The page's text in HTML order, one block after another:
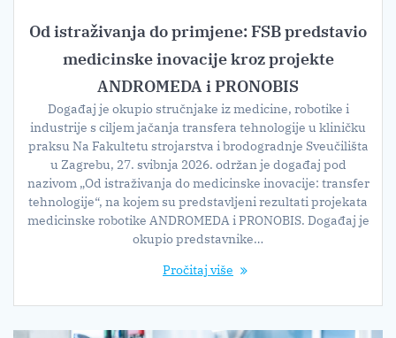
Od istraživanja do primjene: FSB predstavio
medicinske inovacije kroz projekte
ANDROMEDA i PRONOBIS
Događaj je okupio stručnjake iz medicine, robotike i
industrije s ciljem jačanja transfera tehnologije u kliničku
praksu Na Fakultetu strojarstva i brodogradnje Sveučilišta
u Zagrebu, 27. svibnja 2026. održan je događaj pod
nazivom „Od istraživanja do medicinske inovacije: transfer
tehnologije“, na kojem su predstavljeni rezultati projekata
medicinske robotike ANDROMEDA i PRONOBIS. Događaj je
okupio predstavnike…
Pročitaj više